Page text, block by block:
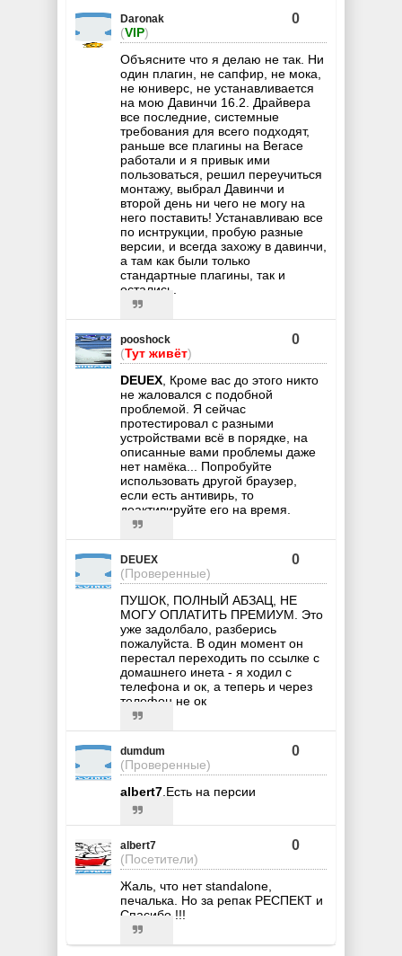
Daronak
(VIP)
0
Объясните что я делаю не так. Ни
один плагин, не сапфир, не мока,
не юниверс, не устанавливается
на мою Давинчи 16.2. Драйвера
все последние, системные
требования для всего подходят,
раньше все плагины на Вегасе
работали и я привык ими
пользоваться, решил переучиться
монтажу, выбрал Давинчи и
второй день ни чего не могу на
него поставить! Устанавливаю все
по иснтрукции, пробую разные
версии, и всегда захожу в давинчи,
а там как были только
стандартные плагины, так и
остались.
pooshock
(Тут живёт)
0
DEUEX , Кроме вас до этого никто
не жаловался с подобной
проблемой. Я сейчас
протестировал с разными
устройствами всё в порядке, на
описанные вами проблемы даже
нет намёка... Попробуйте
использовать другой браузер,
если есть антивирь, то
деактивируйте его на время.
DEUEX
(Проверенные)
0
ПУШОК, ПОЛНЫЙ АБЗАЦ, НЕ
МОГУ ОПЛАТИТЬ ПРЕМИУМ. Это
уже задолбало, разберись
пожалуйста. В один момент он
перестал переходить по ссылке с
домашнего инета - я ходил с
телефона и ок, а теперь и через
телефон не ок
dumdum
(Проверенные)
0
albert7 ,Есть на персии
albert7
(Посетители)
0
Жаль, что нет standalone,
печалька. Но за репак РЕСПЕКТ и
Спасибо !!!